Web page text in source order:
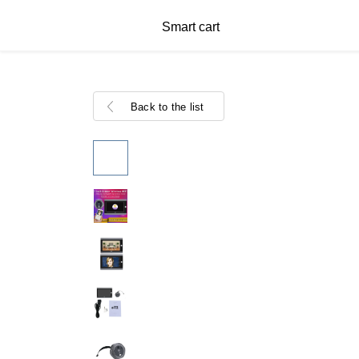
Smart cart
Back to the list